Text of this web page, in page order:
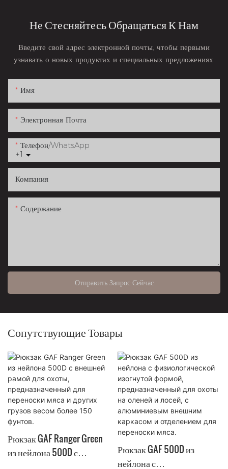
Не Стесняйтесь Обращаться К Нам
Введите свой адрес электронной почты, чтобы первыми
узнавать о новых продуктах и ​​специальных предложениях.
Имя
Электронная Почта
+1
Телефон/WhatsApp
Компания
Содержание
Отправить Запрос Сейчас
Сопутствующие Товары
Рюкзак GAF Ranger Green
из нейлона 500D с
Рюкзак GAF 500D из
нейлона с